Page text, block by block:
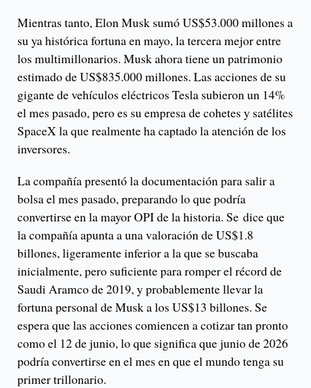
Mientras tanto, Elon Musk sumó US$53.000 millones a
su ya histórica fortuna en mayo, la tercera mejor entre
los multimillonarios. Musk ahora tiene un patrimonio
estimado de US$835.000 millones. Las acciones de su
gigante de vehículos eléctricos Tesla subieron un 14%
el mes pasado, pero es su empresa de cohetes y satélites
SpaceX la que realmente ha captado la atención de los
inversores.
La compañía presentó la documentación para salir a
bolsa el mes pasado, preparando lo que podría
convertirse en la mayor OPI de la historia. Se dice que
la compañía apunta a una valoración de US$1.8
billones, ligeramente inferior a la que se buscaba
inicialmente, pero suficiente para romper el récord de
Saudi Aramco de 2019, y probablemente llevar la
fortuna personal de Musk a los US$13 billones. Se
espera que las acciones comiencen a cotizar tan pronto
como el 12 de junio, lo que significa que junio de 2026
podría convertirse en el mes en que el mundo tenga su
primer trillonario.